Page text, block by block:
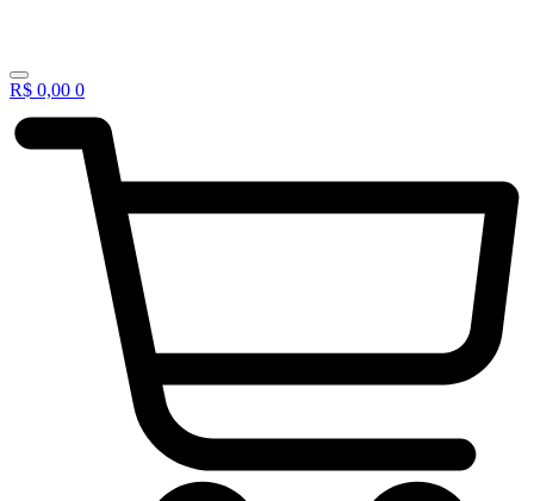
R$ 0,00 0